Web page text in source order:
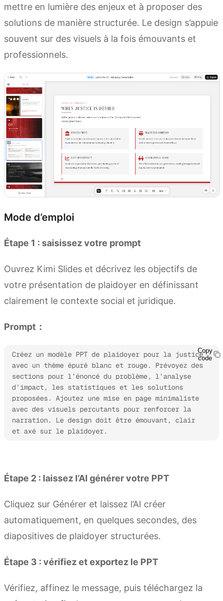
mettre en lumière des enjeux et à proposer des
solutions de manière structurée. Le design s’appuie
souvent sur des visuels à la fois émouvants et
professionnels.
Mode d’emploi
Étape 1 : saisissez votre prompt
Ouvrez Kimi Slides et décrivez les objectifs de
votre présentation de plaidoyer en définissant
clairement le contexte social et juridique.
Prompt：
Créez un modèle PPT de plaidoyer pour la justice
avec un thème épuré blanc et rouge. Prévoyez des
sections pour l’énoncé du problème, l’analyse
d’impact, les statistiques et les solutions
proposées. Ajoutez une mise en page minimaliste
avec des visuels percutants pour renforcer la
narration. Le design doit être émouvant, clair
et axé sur le plaidoyer.
Copy
code
Étape 2 : laissez l’AI générer votre PPT
Cliquez sur Générer et laissez l’AI créer
automatiquement, en quelques secondes, des
diapositives de plaidoyer structurées.
Étape 3 : vérifiez et exportez le PPT
Vérifiez, affinez le message, puis téléchargez la